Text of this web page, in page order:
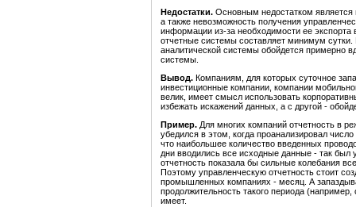
Недостатки. Основным недостатком является
а также невозможность получения
информации из-за необходимости ее экспорта
отчетные системы составляет минимум
аналитической системы обойдется примерно
системы.
Вывод. Компаниям, для которых суточное
инвестиционные компании, компании
велик, имеет смысл использовать
избежать искажений данных, а с другой -
Пример. Для многих компаний отчетность в
убедился в этом, когда проанализировал
что наибольшее количество введенных
дни вводились все исходные данные - так был
отчетность показала бы сильные колебания
Поэтому управленческую отчетность стоит
промышленных компаниях - месяц. А
продолжительность такого периода
имеет.